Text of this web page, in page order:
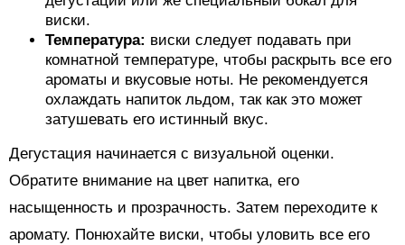
виски.
Температура: виски следует подавать при
комнатной температуре, чтобы раскрыть все его
ароматы и вкусовые ноты. Не рекомендуется
охлаждать напиток льдом, так как это может
затушевать его истинный вкус.
Дегустация начинается с визуальной оценки.
Обратите внимание на цвет напитка, его
насыщенность и прозрачность. Затем переходите к
аромату. Понюхайте виски, чтобы уловить все его